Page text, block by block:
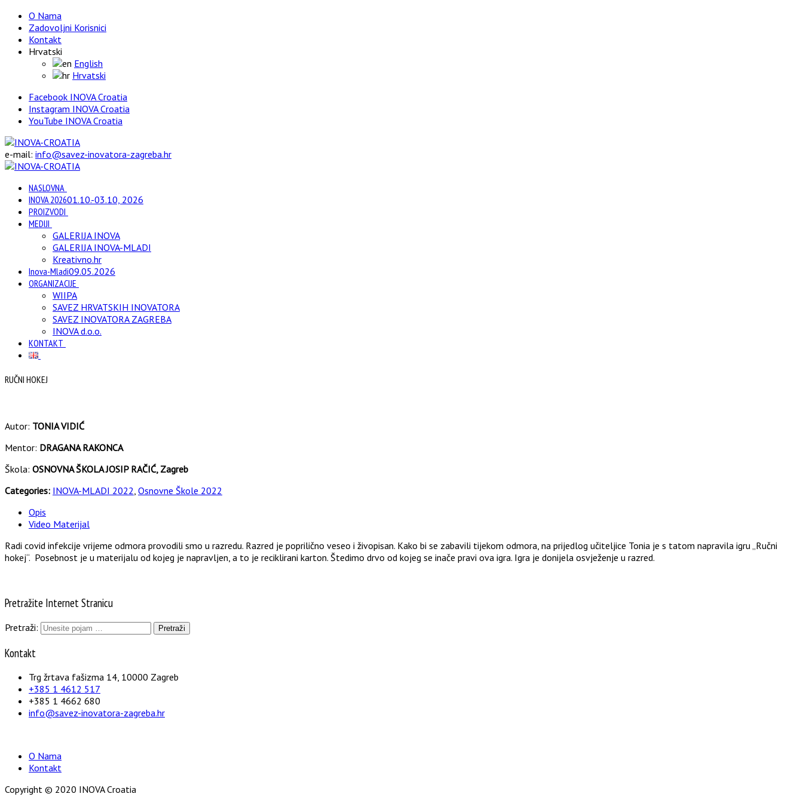
O Nama
Zadovoljni Korisnici
Kontakt
Hrvatski
English
Hrvatski
Facebook INOVA Croatia
Instagram INOVA Croatia
YouTube INOVA Croatia
e-mail: info@savez-inovatora-zagreba.hr
NASLOVNA
INOVA 202601.10.-03.10, 2026
PROIZVODI
MEDIJI
GALERIJA INOVA
GALERIJA INOVA-MLADI
Kreativno.hr
Inova-Mladi09.05.2026
ORGANIZACIJE
WIIPA
SAVEZ HRVATSKIH INOVATORA
SAVEZ INOVATORA ZAGREBA
INOVA d.o.o.
KONTAKT
RUČNI HOKEJ
Autor: TONIA VIDIĆ
Mentor: DRAGANA RAKONCA
Škola: OSNOVNA ŠKOLA JOSIP RAČIĆ, Zagreb
Categories: INOVA-MLADI 2022 Osnovne Škole 2022
Opis
Video Materijal
Radi covid infekcije vrijeme odmora provodili smo u razredu. Razred je poprilično veseo i živopisan. Kako bi se zabavili tijekom odmora, na prijedlog učiteljice Tonia je s tatom napravila igru „Ručni
hokej“. Posebnost je u materijalu od kojeg je napravljen, a to je reciklirani karton. Štedimo drvo od kojeg se inače pravi ova igra. Igra je donijela osvježenje u razred.
Pretražite Internet Stranicu
Pretraži:
Kontakt
Trg žrtava fašizma 14, 10000 Zagreb
+385 1 4612 517
+385 1 4662 680
info@savez-inovatora-zagreba.hr
O Nama
Kontakt
Copyright © 2020 INOVA Croatia